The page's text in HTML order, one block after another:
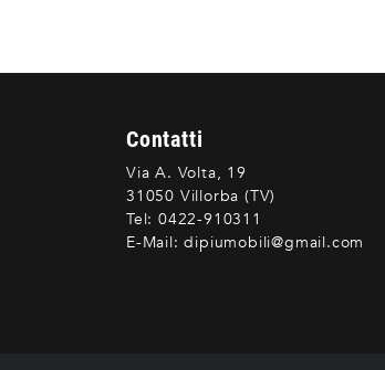
Contatti
Via A. Volta, 19
31050 Villorba (TV)
Tel: 0422-910311
E-Mail: dipiumobili@gmail.com